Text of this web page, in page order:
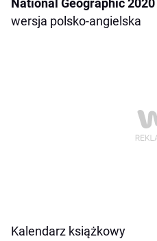
National Geographic 2020
wersja polsko-angielska
Kalendarz książkowy